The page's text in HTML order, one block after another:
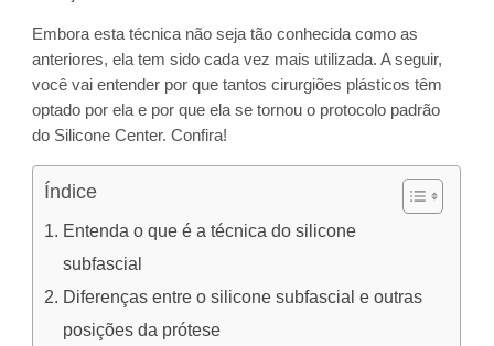
Embora esta técnica não seja tão conhecida como as
anteriores, ela tem sido cada vez mais utilizada. A seguir,
você vai entender por que tantos cirurgiões plásticos têm
optado por ela e por que ela se tornou o protocolo padrão
do Silicone Center. Confira!
Índice
Entenda o que é a técnica do silicone
subfascial
Diferenças entre o silicone subfascial e outras
posições da prótese